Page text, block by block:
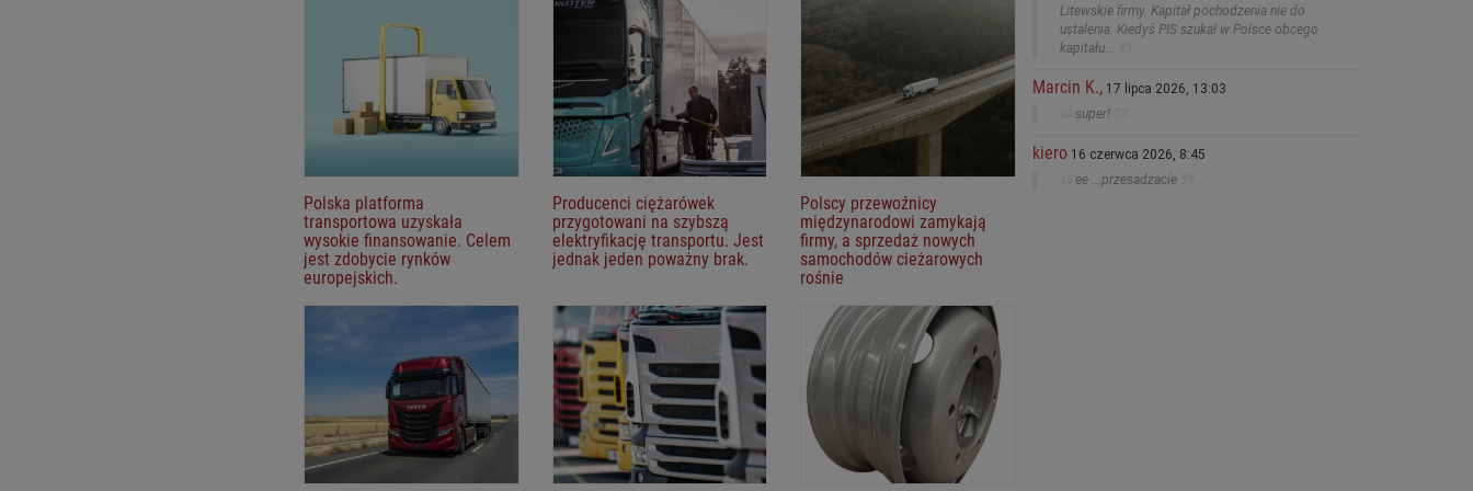
Polska platforma
transportowa uzyskała
wysokie finansowanie. Celem
jest zdobycie rynków
europejskich.
Producenci ciężarówek
przygotowani na szybszą
elektryfikację transportu. Jest
jednak jeden poważny brak.
Polscy przewoźnicy
międzynarodowi zamykają
firmy, a sprzedaż nowych
samochodów cieżarowych
rośnie
Litewskie firmy. Kapitał pochodzenia nie do
ustalenia. Kiedyś PIS szukał w Polsce obcego
kapitału...
Marcin K., 17 lipca 2026, 13:03
super!
kiero 16 czerwca 2026, 8:45
ee ...przesadzacie